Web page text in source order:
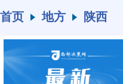
首页 地方 陕西